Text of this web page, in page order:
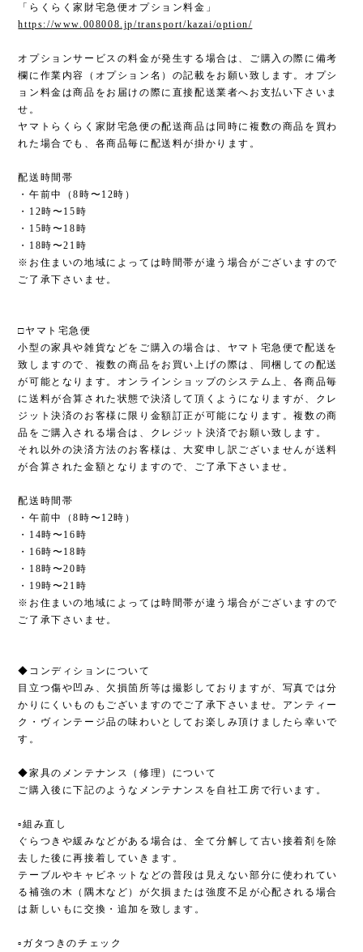
「らくらく家財宅急便オプション料金」
https://www.008008.jp/transport/kazai/option/
オプションサービスの料金が発生する場合は、ご購入の際に備考
欄に作業内容（オプション名）の記載をお願い致します。オプシ
ョン料金は商品をお届けの際に直接配送業者へお支払い下さいま
せ。
ヤマトらくらく家財宅急便の配送商品は同時に複数の商品を買わ
れた場合でも、各商品毎に配送料が掛かります。
配送時間帯
・午前中（8時〜12時）
・12時〜15時
・15時〜18時
・18時〜21時
※お住まいの地域によっては時間帯が違う場合がございますので
ご了承下さいませ。
□ヤマト宅急便
小型の家具や雑貨などをご購入の場合は、ヤマト宅急便で配送を
致しますので、複数の商品をお買い上げの際は、同梱しての配送
が可能となります。オンラインショップのシステム上、各商品毎
に送料が合算された状態で決済して頂くようになりますが、クレ
ジット決済のお客様に限り金額訂正が可能になります。複数の商
品をご購入される場合は、クレジット決済でお願い致します。
それ以外の決済方法のお客様は、大変申し訳ございませんが送料
が合算された金額となりますので、ご了承下さいませ。
配送時間帯
・午前中（8時〜12時）
・14時〜16時
・16時〜18時
・18時〜20時
・19時〜21時
※お住まいの地域によっては時間帯が違う場合がございますので
ご了承下さいませ。
◆コンディションについて
目立つ傷や凹み、欠損箇所等は撮影しておりますが、写真では分
かりにくいものもございますのでご了承下さいませ。アンティー
ク・ヴィンテージ品の味わいとしてお楽しみ頂けましたら幸いで
す。
◆家具のメンテナンス（修理）について
ご購入後に下記のようなメンテナンスを自社工房で行います。
▫︎組み直し
ぐらつきや緩みなどがある場合は、全て分解して古い接着剤を除
去した後に再接着していきます。
テーブルやキャビネットなどの普段は見えない部分に使われてい
る補強の木（隅木など）が欠損または強度不足が心配される場合
は新しいもに交換・追加を致します。
▫︎ガタつきのチェック